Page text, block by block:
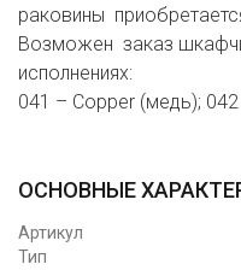
раковины
Возможен заказ
исполнениях:
041 – Copper (медь); 042
ОСНОВНЫЕ
Артикул
Тип